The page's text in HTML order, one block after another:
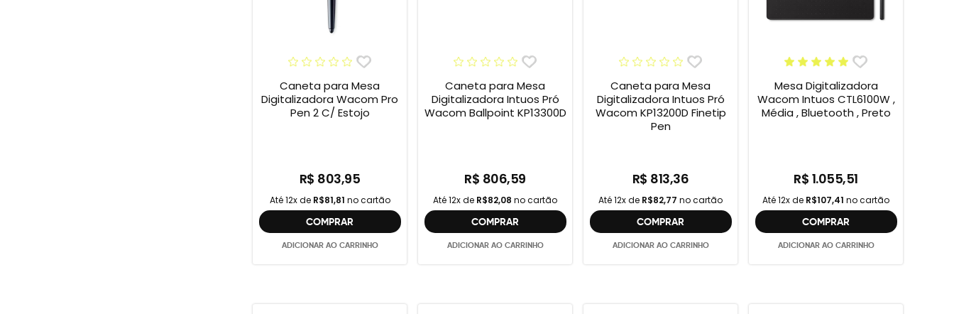
Caneta para Mesa
Digitalizadora Wacom Pro
Pen 2 C/ Estojo
R$ 803,95
Até 12x de R$81,81 no cartão
COMPRAR
ADICIONAR AO CARRINHO
Caneta para Mesa
Digitalizadora Intuos Pró
Wacom Ballpoint KP13300D
R$ 806,59
Até 12x de R$82,08 no cartão
COMPRAR
ADICIONAR AO CARRINHO
Caneta para Mesa
Digitalizadora Intuos Pró
Wacom KP13200D Finetip
Pen
R$ 813,36
Até 12x de R$82,77 no cartão
COMPRAR
ADICIONAR AO CARRINHO
Mesa Digitalizadora
Wacom Intuos CTL6100W ,
Média , Bluetooth , Preto
R$ 1.055,51
Até 12x de R$107,41 no cartão
COMPRAR
ADICIONAR AO CARRINHO